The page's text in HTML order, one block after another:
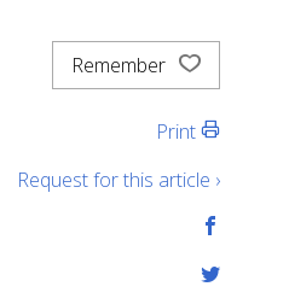
Remember
Print
Request for this article ›